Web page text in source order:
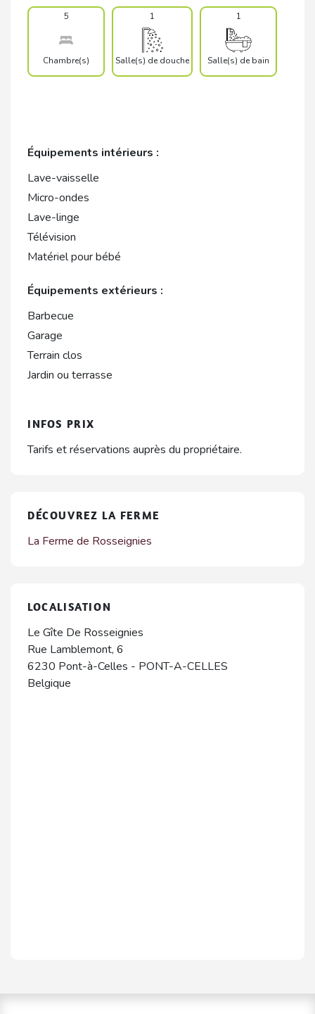
5
Chambre(s)
1
Salle(s) de douche
1
Salle(s) de bain
Équipements intérieurs :
Lave-vaisselle
Micro-ondes
Lave-linge
Télévision
Matériel pour bébé
Équipements extérieurs :
Barbecue
Garage
Terrain clos
Jardin ou terrasse
INFOS PRIX
Tarifs et réservations auprès du propriétaire.
DÉCOUVREZ LA FERME
La Ferme de Rosseignies
LOCALISATION
Le Gîte De Rosseignies
Rue Lamblemont, 6
6230 Pont-à-Celles - PONT-A-CELLES
Belgique